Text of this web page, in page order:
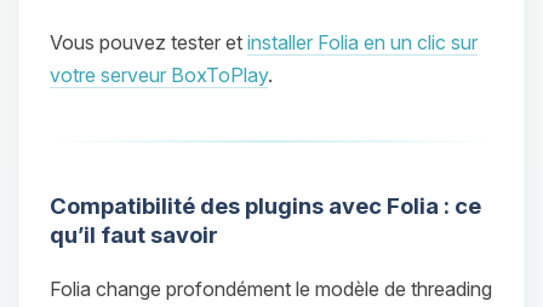
Vous pouvez tester et installer Folia en un clic sur
votre serveur BoxToPlay.
Compatibilité des plugins avec Folia : ce
qu’il faut savoir
Folia change profondément le modèle de threading